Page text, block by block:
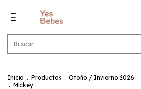
Inicio . Productos . Otoño / Invierno 2026 .
. Mickey